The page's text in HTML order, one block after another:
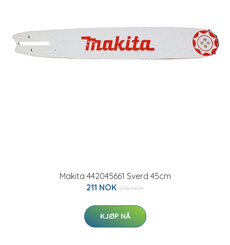
Makita 442045661 Sverd 45cm
211 NOK 296 NOK
KJØP NÅ